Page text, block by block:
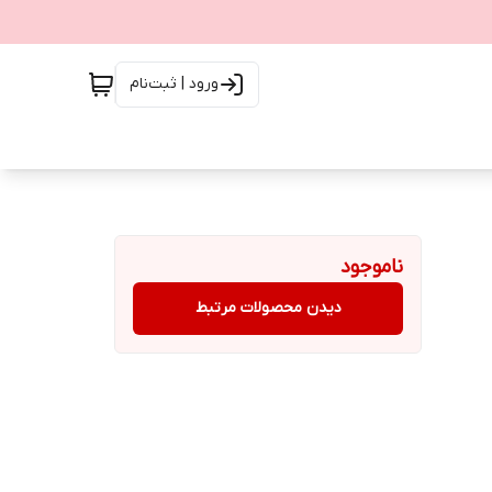
ورود | ثبت‌نام
ناموجود
دیدن محصولات مرتبط